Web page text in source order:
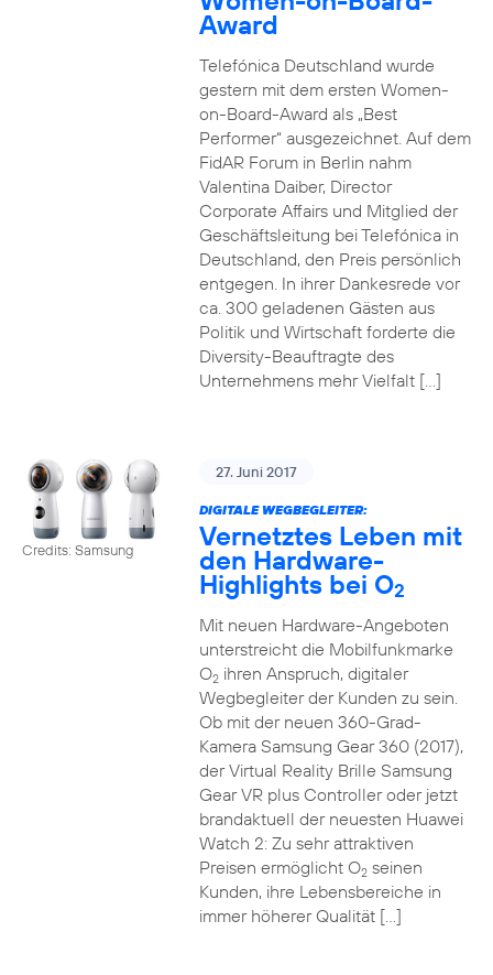
Award
Telefónica Deutschland wurde
gestern mit dem ersten Women-
on-Board-Award als „Best
Performer“ ausgezeichnet. Auf dem
FidAR Forum in Berlin nahm
Valentina Daiber, Director
Corporate Affairs und Mitglied der
Geschäftsleitung bei Telefónica in
Deutschland, den Preis persönlich
entgegen. In ihrer Dankesrede vor
ca. 300 geladenen Gästen aus
Politik und Wirtschaft forderte die
Diversity-Beauftragte des
Unternehmens mehr Vielfalt […]
Credits: Samsung
27. Juni 2017
DIGITALE WEGBEGLEITER:
Vernetztes Leben mit
den Hardware-
Highlights bei O2
Mit neuen Hardware-Angeboten
unterstreicht die Mobilfunkmarke
O2ihren Anspruch, digitaler
Wegbegleiter der Kunden zu sein.
Ob mit der neuen 360-Grad-
Kamera Samsung Gear 360 (2017),
der Virtual Reality Brille Samsung
Gear VR plus Controller oder jetzt
brandaktuell der neuesten Huawei
Watch 2: Zu sehr attraktiven
Preisen ermöglicht O2seinen
Kunden, ihre Lebensbereiche in
immer höherer Qualität […]